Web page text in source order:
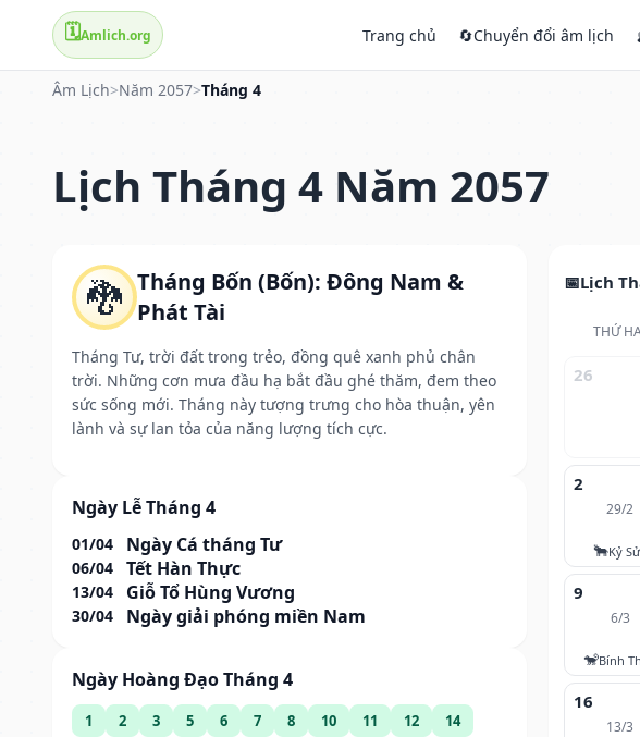
🗓️Amlich.org Trang chủ 🔄Chuyển đổi âm lịch
Âm Lịch>Năm 2057>Tháng 4
Lịch Tháng 4 Năm 2057
🐉 Tháng Bốn (Bốn): Đông Nam &
Phát Tài
Tháng Tư, trời đất trong trẻo, đồng quê xanh phủ chân
trời. Những cơn mưa đầu hạ bắt đầu ghé thăm, đem theo
sức sống mới. Tháng này tượng trưng cho hòa thuận, yên
lành và sự lan tỏa của năng lượng tích cực.
Ngày Lễ Tháng 4
01/04 Ngày Cá tháng Tư
06/04 Tết Hàn Thực
13/04 Giỗ Tổ Hùng Vương
30/04 Ngày giải phóng miền Nam
Ngày Hoàng Đạo Tháng 4
1 2 3 5 6 7 8 10 11 12
14
Lịch
THỨ
26
2
29/2
🐂Kỷ
9
6/3
🐒Bính
16
13/3